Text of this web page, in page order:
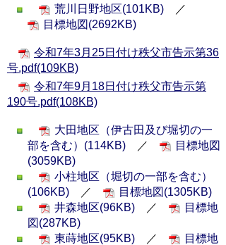
荒川日野地区(101KB) ／
目標地図(2692KB)
令和7年3月25日付け秩父市告示第36
号.pdf(109KB)
令和7年9月18日付け秩父市告示第
190号.pdf(108KB)
大田地区（伊古田及び堀切の一
部を含む）(114KB) ／
目標地図
(3059KB)
小柱地区（堀切の一部を含む）
(106KB) ／
目標地図(1305KB)
井森地区(96KB) ／
目標地
図(287KB)
東蒔地区(95KB) ／
目標地